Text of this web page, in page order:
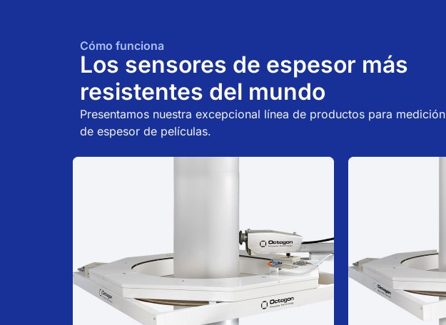
Cómo funciona
Los sensores de espesor más
resistentes del mundo
Presentamos nuestra excepcional línea de productos para medición
de espesor de películas.